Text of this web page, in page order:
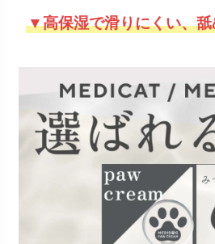
▼高保湿で滑りにくい、